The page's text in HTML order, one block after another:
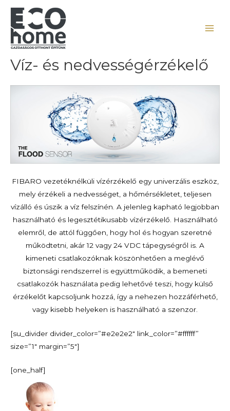
Víz- és nedvességérzékelő
FIBARO vezetéknélküli vízérzékelő egy univerzális eszköz,
mely érzékeli a nedvességet, a hőmérsékletet, teljesen
vízálló és úszik a víz felszínén. A jelenleg kapható legjobban
használható és legesztétikusabb vízérzékelő. Használható
elemről, de attól függően, hogy hol és hogyan szeretné
működtetni, akár 12 vagy 24 VDC tápegységről is. A
kimeneti csatlakozóknak köszönhetően a meglévő
biztonsági rendszerrel is együttműködik, a bemeneti
csatlakozók használata pedig lehetővé teszi, hogy külső
érzékelőt kapcsoljunk hozzá, így a nehezen hozzáférhető,
vagy kisebb helyeken is használható a szenzor.
[su_divider divider_color=”#e2e2e2″ link_color=”#ffffff”
size=”1″ margin=”5″]
[one_half]